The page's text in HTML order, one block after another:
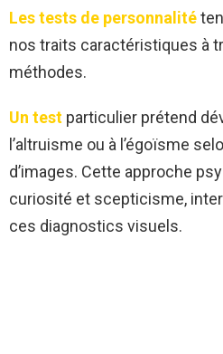
Les tests de personnalité
nos traits caractéristiques à
méthodes.
Un test particulier prétend
l’altruisme ou à l’égoïsme
d’images. Cette approche
curiosité et scepticisme,
ces diagnostics visuels.